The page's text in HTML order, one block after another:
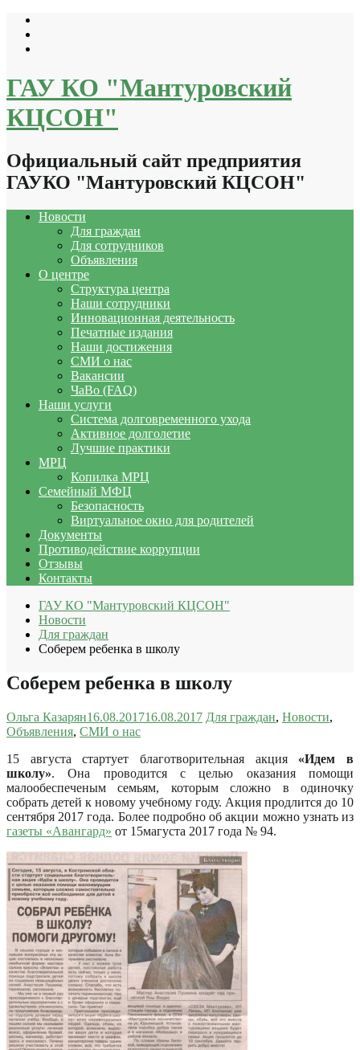
Перейти
содержимому
ГАУ КО "Мантуровский
КЦСОН"
Официальный сайт предприятия
ГАУКО "Мантуровский КЦСОН"
Новости
Для граждан
Для сотрудников
Объявления
О центре
Структура центра
Наши сотрудники
Инновационная деятельность
Печатные издания
Наши достижения
СМИ о нас
Вакансии
ЧаВо (FAQ)
Наши услуги
Система долговременного ухода
Активное долголетие
Лучшие практики
МРЦ
Копилка МРЦ
Семейный МФЦ
Безопасность
Виртуальное окно для родителей
Документы
Противодействие коррупции
Отзывы
Контакты
ГАУ КО "Мантуровский КЦСОН"
Новости
Для граждан
Соберем ребенка в школу
Соберем ребенка в школу
Ольга Казарян16.08.201716.08.2017 Для граждан, Новости,
Объявления, СМИ о нас
15 августа стартует благотворительная акция«Идем в
школу». Она проводится с целью оказания помощи
малообеспеченым семьям, которым сложно в одиночку
собрать детей к новому учебному году. Акция продлится до 10
сентября 2017 года. Более подробно об акции можно узнать из
газеты «Авангард» от 15магуста 2017 года № 94.